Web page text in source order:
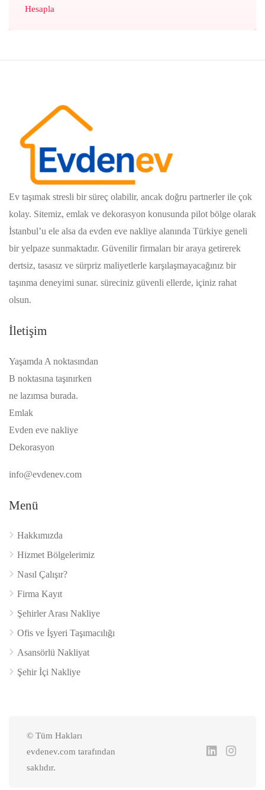
Hesapla
Ev taşımak stresli bir süreç olabilir, ancak doğru partnerler ile çok
kolay. Sitemiz, emlak ve dekorasyon konusunda pilot bölge olarak
İstanbul’u ele alsa da evden eve nakliye alanında Türkiye geneli
bir yelpaze sunmaktadır. Güvenilir firmaları bir araya getirerek
dertsiz, tasasız ve sürpriz maliyetlerle karşılaşmayacağınız bir
taşınma deneyimi sunar. süreciniz güvenli ellerde, içiniz rahat
olsun.
İletişim
Yaşamda A noktasından
B noktasına taşınırken
ne lazımsa burada.
Emlak
Evden eve nakliye
Dekorasyon
info@evdenev.com
Menü
Hakkımızda
Hizmet Bölgelerimiz
Nasıl Çalışır?
Firma Kayıt
Şehirler Arası Nakliye
Ofis ve İşyeri Taşımacılığı
Asansörlü Nakliyat
Şehir İçi Nakliye
© Tüm Hakları
evdenev.com tarafından
saklıdır.